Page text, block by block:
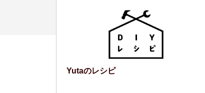
Yutaのレシピ